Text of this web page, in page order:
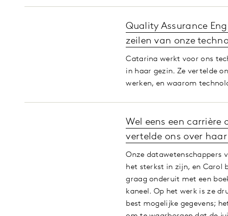
Quality Assurance
zeilen van onze
Catarina werkt voor ons
in haar gezin. Ze vertelde
werken, en waarom
Wel eens een
vertelde ons over
Onze datawetenschappers
het sterkst in zijn, en Carol
graag onderuit met een
kaneel. Op het werk is ze
best mogelijke gegevens;